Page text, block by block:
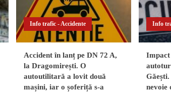
Info trafic - Accidente
Accident în lanț pe DN 72 A,
la Dragomirești. O
autoutilitară a lovit două
mașini, iar o șoferiță s-a
Info
nevoie